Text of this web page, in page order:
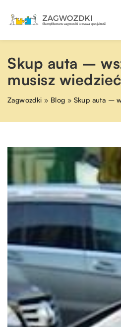
Skup auta –
musisz wiedzieć
Zagwozdki » Blog » Skup auta –